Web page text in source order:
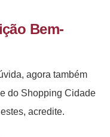
Bem-
agora também
do Shopping Cidade
acredite.